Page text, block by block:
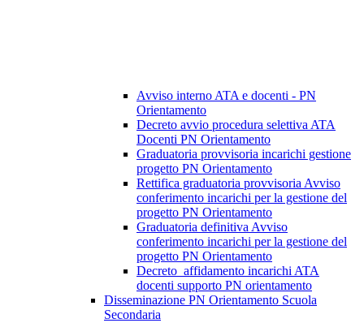
Avviso interno ATA e docenti - PN
Orientamento
Decreto avvio procedura selettiva ATA
Docenti PN Orientamento
Graduatoria provvisoria incarichi gestione
progetto PN Orientamento
Rettifica graduatoria provvisoria Avviso
conferimento incarichi per la gestione del
progetto PN Orientamento
Graduatoria definitiva Avviso
conferimento incarichi per la gestione del
progetto PN Orientamento
Decreto_affidamento incarichi ATA
docenti supporto PN orientamento
Disseminazione PN Orientamento Scuola
Secondaria